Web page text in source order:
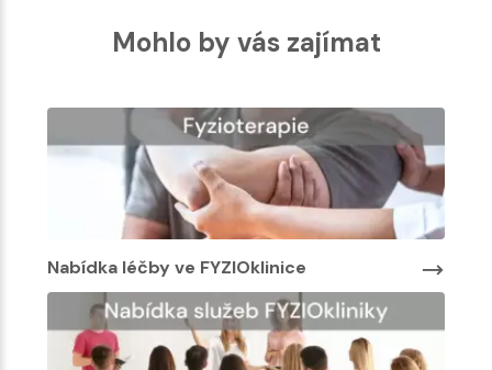
Mohlo by vás zajímat
Nabídka léčby ve FYZIOklinice